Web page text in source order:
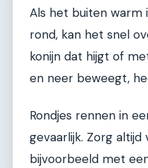
Als het buiten warm
rond, kan het snel
konijn dat hijgt of
en neer beweegt,
Rondjes rennen in
gevaarlijk. Zorg
bijvoorbeeld met